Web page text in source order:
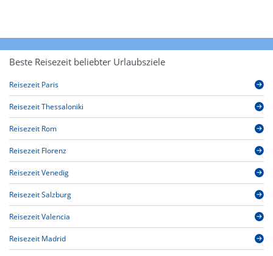
Beste Reisezeit beliebter Urlaubsziele
Reisezeit Paris
Reisezeit Thessaloniki
Reisezeit Rom
Reisezeit Florenz
Reisezeit Venedig
Reisezeit Salzburg
Reisezeit Valencia
Reisezeit Madrid